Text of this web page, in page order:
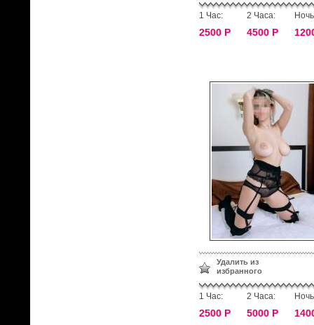
1 Час:
2500 Р
2 Часа:
4500 Р
Удалить из
избранного
1 Час:
2500 Р
2 Часа:
5000 Р